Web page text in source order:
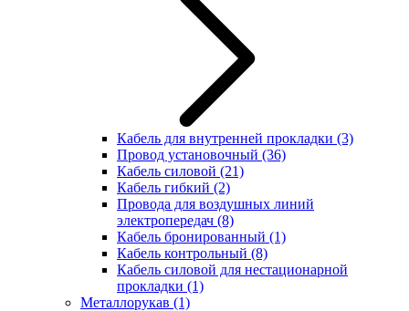
Кабель для внутренней прокладки (3)
Провод установочный (36)
Кабель силовой (21)
Кабель гибкий (2)
Провода для воздушных линий
электропередач (8)
Кабель бронированный (1)
Кабель контрольный (8)
Кабель силовой для нестационарной
прокладки (1)
Металлорукав (1)